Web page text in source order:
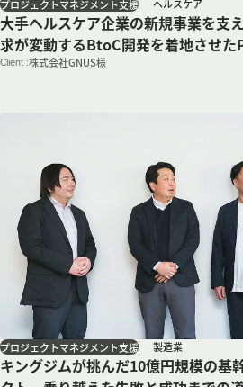
大手ヘルスケア企業の新規事業を支
求が変動するBtoC開発を着地させた
Client :株式会社GNUS様
プロジェクトマネジメント支援 ヘルスケア
キングジムが挑んだ10億円規模の基
プロジェクトマネジメント支援 製造業